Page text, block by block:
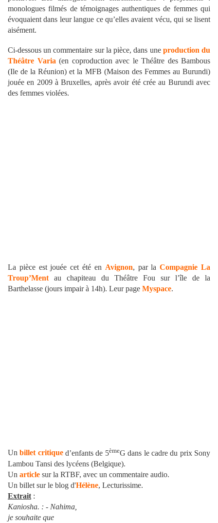
monologues filmés de témoignages authentiques de femmes qui
évoquaient dans leur langue ce qu’elles avaient vécu, qui se lisent
aisément.
Ci-dessous un commentaire sur la pièce, dans une production du
Théâtre Varia (en coproduction avec le Théâtre des Bambous
(Ile de la Réunion) et la MFB (Maison des Femmes au Burundi)
jouée en 2009 à Bruxelles, après avoir été crée au Burundi avec
des femmes violées.
La pièce est jouée cet été en Avignon, par laCompagnie La
Troup’Ment au chapiteau du Théâtre Fou sur l’île de la
Barthelasse (jours impair à 14h). Leur page Myspace.
Unbillet critique d’enfants de 5èmeG dans le cadre du prix Sony
Lambou Tansi des lycéens (Belgique).
Un article sur la RTBF, avec un commentaire audio.
Un billet sur le blog d'Hélène, Lecturissime.
Extrait :
Kaniosha. : - Nahima,
je souhaite que